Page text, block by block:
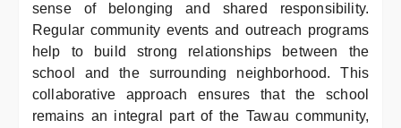
sense of belonging and shared responsibility.
Regular community events and outreach programs
help to build strong relationships between the
school and the surrounding neighborhood. This
collaborative approach ensures that the school
remains an integral part of the Tawau community,